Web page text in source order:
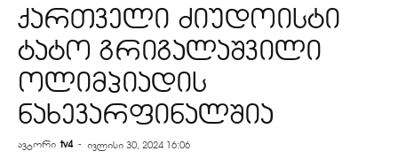
ქართველი ძიუდოისტი
ტატო გრიგალაშვილი
ოლიმპიადის
ნახევარფინალშია
ავტორი tv4 - ივლისი 30, 2024 16:06